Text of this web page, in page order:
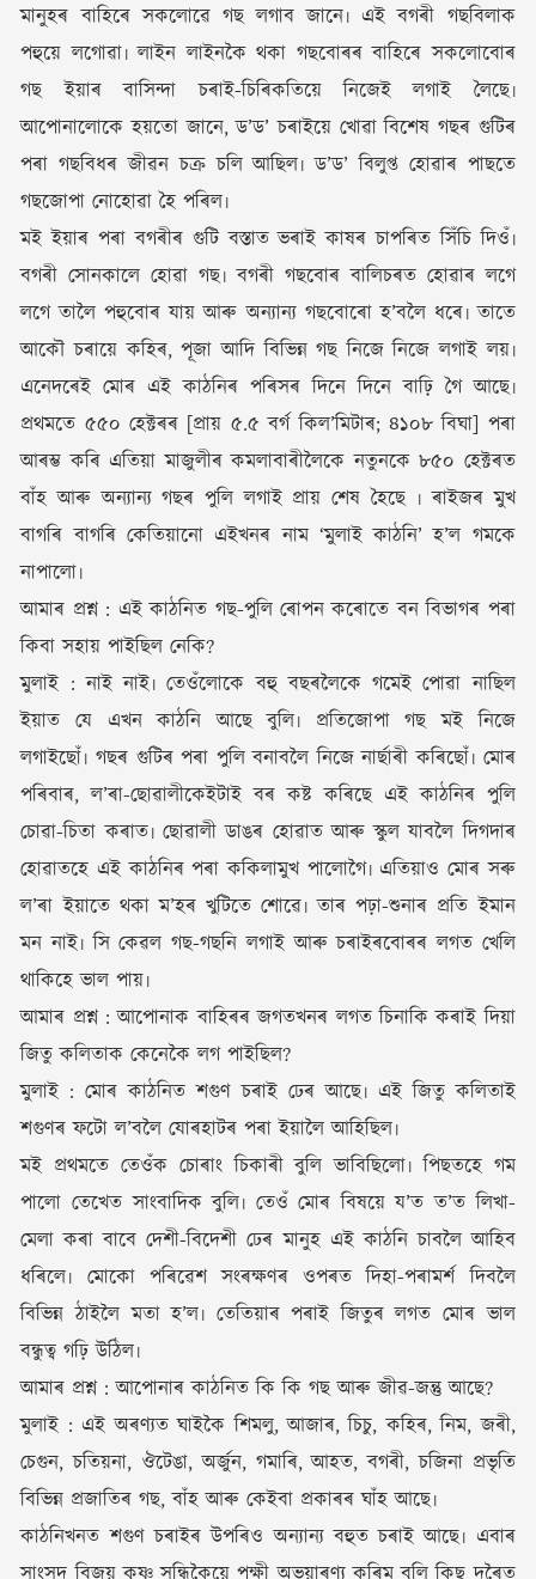
মানুহৰ বাহিৰে সকলোৱে গছ লগাব জানে৷ এই বগৰী গছবিলাক
পহুয়ে লগোৱা৷ লাইন লাইনকৈ থকা গছবোৰৰ বাহিৰে সকলোবোৰ
গছ ইয়াৰ বাসিন্দা চৰাই-চিৰিকতিয়ে নিজেই লগাই লৈছে৷
আপোনালোকে হয়তো জানে, ড’ড’ চৰাইয়ে খোৱা বিশেষ গছৰ গুটিৰ
পৰা গছবিধৰ জীৱন চক্ৰ চলি আছিল৷ ড’ড’ বিলুপ্ত হোৱাৰ পাছতে
গছজোপা নোহোৱা হৈ পৰিল৷
মই ইয়াৰ পৰা বগৰীৰ গুটি বস্তাত ভৰাই কাষৰ চাপৰিত সিঁচি দিওঁ৷
বগৰী সোনকালে হোৱা গছ৷ বগৰী গছবোৰ বালিচৰত হোৱাৰ লগে
লগে তালৈ পহুবোৰ যায় আৰু অন্যান্য গছবোৰো হ’বলৈ ধৰে৷ তাতে
আকৌ চৰায়ে কহিৰ, পূজা আদি বিভিন্ন গছ নিজে নিজে লগাই লয়৷
এনেদৰেই মোৰ এই কাঠনিৰ পৰিসৰ দিনে দিনে বাঢ়ি গৈ আছে৷
প্ৰথমতে ৫৫০ হেক্টৰৰ [প্ৰায় ৫.৫ বৰ্গ কিল’মিটাৰ; ৪১০৮ বিঘা] পৰা
আৰম্ভ কৰি এতিয়া মাজুলীৰ কমলাবাৰীলৈকে নতুনকে ৮৫০ হেক্টৰত
বাঁহ আৰু অন্যান্য গছৰ পুলি লগাই প্ৰায় শেষ হৈছে ৷ ৰাইজৰ মুখ
বাগৰি বাগৰি কেতিয়ানো এইখনৰ নাম ‘মুলাই কাঠনি’ হ’ল গমকে
নাপালো৷
আমাৰ প্ৰশ্ন : এই কাঠনিত গছ-পুলি ৰোপন কৰোতে বন বিভাগৰ পৰা
কিবা সহায় পাইছিল নেকি?
মুলাই : নাই নাই৷ তেওঁলোকে বহু বছৰলৈকে গমেই পোৱা নাছিল
ইয়াত যে এখন কাঠনি আছে বুলি৷ প্ৰতিজোপা গছ মই নিজে
লগাইছোঁ৷ গছৰ গুটিৰ পৰা পুলি বনাবলৈ নিজে নাৰ্ছাৰী কৰিছোঁ৷ মোৰ
পৰিবাৰ, ল’ৰা-ছোৱালীকেইটাই বৰ কষ্ট কৰিছে এই কাঠনিৰ পুলি
চোৱা-চিতা কৰাত৷ ছোৱালী ডাঙৰ হোৱাত আৰু স্কুল যাবলৈ দিগদাৰ
হোৱাতহে এই কাঠনিৰ পৰা ককিলামুখ পালোগৈ৷ এতিয়াও মোৰ সৰু
ল’ৰা ইয়াতে থকা ম’হৰ খুটিতে শোৱে৷ তাৰ পঢ়া-শুনাৰ প্ৰতি ইমান
মন নাই৷ সি কেৱল গছ-গছনি লগাই আৰু চৰাইৰবোৰৰ লগত খেলি
থাকিহে ভাল পায়৷
আমাৰ প্ৰশ্ন : আপোনাক বাহিৰৰ জগতখনৰ লগত চিনাকি কৰাই দিয়া
জিতু কলিতাক কেনেকৈ লগ পাইছিল?
মুলাই : মোৰ কাঠনিত শগুণ চৰাই ঢেৰ আছে৷ এই জিতু কলিতাই
শগুণৰ ফটো ল’বলৈ যোৰহাটৰ পৰা ইয়ালৈ আহিছিল৷
মই প্ৰথমতে তেওঁক চোৰাং চিকাৰী বুলি ভাবিছিলো৷ পিছতহে গম
পালো তেখেত সাংবাদিক বুলি৷ তেওঁ মোৰ বিষয়ে য’ত ত’ত লিখা-
মেলা কৰা বাবে দেশী-বিদেশী ঢেৰ মানুহ এই কাঠনি চাবলৈ আহিব
ধৰিলে৷ মোকো পৰিৱেশ সংৰক্ষণৰ ওপৰত দিহা-পৰামৰ্শ দিবলৈ
বিভিন্ন ঠাইলৈ মতা হ’ল৷ তেতিয়াৰ পৰাই জিতুৰ লগত মোৰ ভাল
বন্ধুত্ব গঢ়ি উঠিল৷
আমাৰ প্ৰশ্ন : আপোনাৰ কাঠনিত কি কি গছ আৰু জীৱ-জন্তু আছে?
মুলাই : এই অৰণ্যত ঘাইকৈ শিমলু, আজাৰ, চিচু, কহিৰ, নিম, জৰী,
চেগুন, চতিয়না, ঔটেঙা, অৰ্জুন, গমাৰি, আহত, বগৰী, চজিনা প্ৰভৃতি
বিভিন্ন প্ৰজাতিৰ গছ, বাঁহ আৰু কেইবা প্ৰকাৰৰ ঘাঁহ আছে৷
কাঠনিখনত শগুণ চৰাইৰ উপৰিও অন্যান্য বহুত চৰাই আছে৷ এবাৰ